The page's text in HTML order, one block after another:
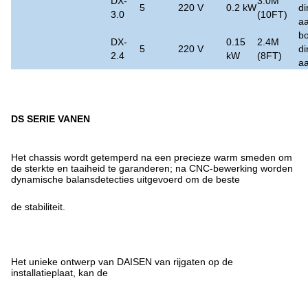
3.0
5 220 V 0.2 kW
(10FT)
DX-
2.4
5 220 V
0.15
kW
2.4M
(8FT)
DS SERIE VANEN
Het chassis wordt getemperd na een precieze warm smeden om
de sterkte en taaiheid te garanderen; na CNC-bewerking worden
dynamische balansdetecties uitgevoerd om de beste
de stabiliteit.
Het unieke ontwerp van DAISEN van rijgaten op de
installatieplaat, kan de